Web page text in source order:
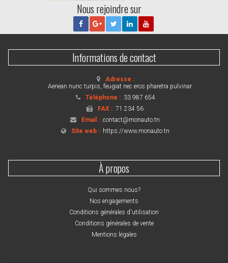
Nous rejoindre sur
Informations de contact
Adresse :
Aenean nunc turpis, feugiat nec eros pharetra pulvinar.
Téléphone : 33 987 654
FAX :71 234 56
Email :contact@monauto.tn
Site web : https://www.monauto.tn
À propos
Qui sommes nous?
Nos engagements
Conditions générales d'utilisation
Conditions générales de vente
Mentions légales